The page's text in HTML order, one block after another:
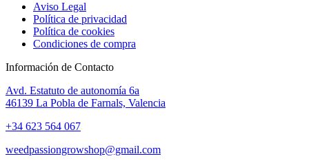
Aviso Legal
Política de privacidad
Política de cookies
Condiciones de compra
Información de Contacto
Avd. Estatuto de autonomía 6a
46139 La Pobla de Farnals, Valencia
+34 623 564 067
weedpassiongrowshop@gmail.com